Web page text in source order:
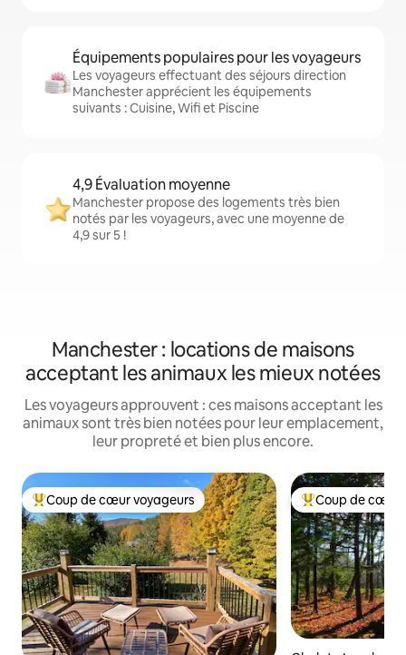
Équipements populaires pour les voyageurs
Les voyageurs effectuant des séjours direction
Manchester apprécient les équipements
suivants : Cuisine, Wifi et Piscine
4,9 Évaluation moyenne
Manchester propose des logements très bien
notés par les voyageurs, avec une moyenne de
4,9 sur 5 !
Manchester : locations de maisons
acceptant les animaux les mieux notées
Les voyageurs approuvent : ces maisons acceptant les
animaux sont très bien notées pour leur emplacement,
leur propreté et bien plus encore.
Coups de cœur voyageurs les plus appréciés
Coup de cœur voyageurs Coups de cœur
Coup de cœur